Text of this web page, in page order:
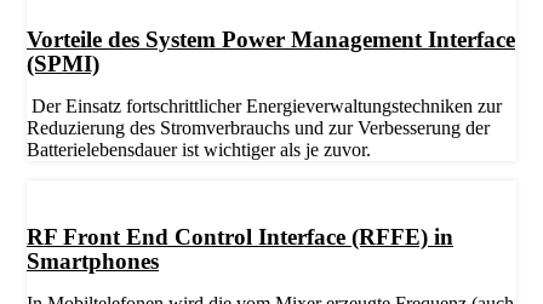
Vorteile des System Power Management Interface
(SPMI)
Der Einsatz fortschrittlicher Energieverwaltungstechniken zur
Reduzierung des Stromverbrauchs und zur Verbesserung der
Batterielebensdauer ist wichtiger als je zuvor.
RF Front End Control Interface (RFFE) in
Smartphones